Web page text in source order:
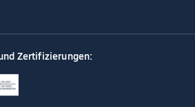
Zertifizierungen: